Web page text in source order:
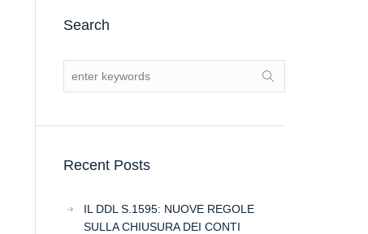
Search
Recent Posts
IL DDL S.1595: NUOVE REGOLE
SULLA CHIUSURA DEI CONTI